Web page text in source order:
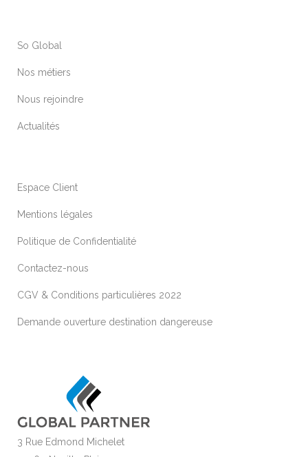
So Global
Nos métiers
Nous rejoindre
Actualités
Espace Client
Mentions légales
Politique de Confidentialité
Contactez-nous
CGV & Conditions particulières 2022
Demande ouverture destination dangereuse
3 Rue Edmond Michelet